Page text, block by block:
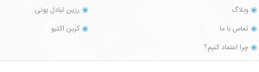
وبلاگ
تماس با ما
چرا اعتماد کنیم؟
رزین تبادل یونی
کربن اکتیو